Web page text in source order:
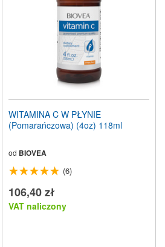
WITAMINA C W PŁYNIE
(Pomarańczowa) (4oz) 118ml
od BIOVEA
(6)
106,40 zł
VAT naliczony